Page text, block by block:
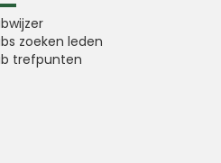
zoeken leden
trefpunten